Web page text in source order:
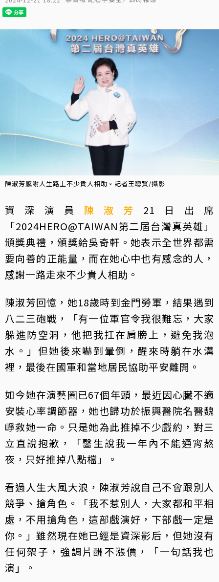
陳淑芳感謝人生路上不少貴人相助。記者王聰賢/攝影
資深演員 陳淑芳 21日出席
「2024HERO@TAIWAN第二屆台灣真英雄」
頒獎典禮，頒獎給吳奇軒。她表示全世界都需
要向善的正能量，而在她心中也有感念的人，
感謝一路走來不少貴人相助。
陳淑芳回憶，她18歲時到金門勞軍，結果遇到
八二三砲戰，「有一位軍官令我很難忘，大家
躲進防空洞，他把我扛在肩膀上，避免我泡
水。」但她後來嚇到暈倒，醒來時躺在水溝
裡，最後在國軍和當地居民協助平安離開。
如今她在演藝圈已67個年頭，最近因心臟不適
安裝心率調節器，她也歸功於振興醫院名醫魏
崢救她一命。只是她為此推掉不少戲約，對三
立直說抱歉，「醫生說我一年內不能通宵熬
夜，只好推掉八點檔」。
看過人生大風大浪，陳淑芳說自己不會跟別人
競爭、搶角色。「我不惹別人，大家都和平相
處，不用搶角色，這部戲演好，下部戲一定是
你。」雖然現在她已經是資深影后，但她沒有
任何架子，強調片酬不漲價，「一句話我也
演」。